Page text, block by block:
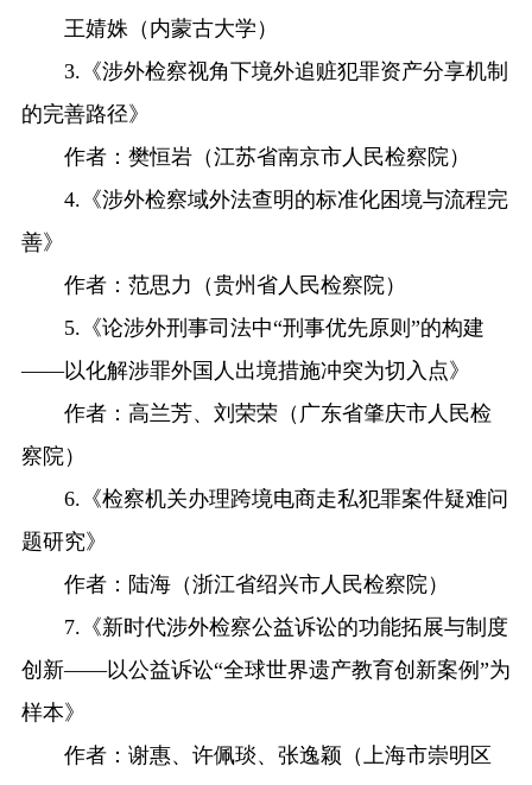
王婧姝（内蒙古大学）
3.《涉外检察视角下境外追赃犯罪资产分享机制
的完善路径》
作者：樊恒岩（江苏省南京市人民检察院）
4.《涉外检察域外法查明的标准化困境与流程完
善》
作者：范思力（贵州省人民检察院）
5.《论涉外刑事司法中“刑事优先原则”的构建
——以化解涉罪外国人出境措施冲突为切入点》
作者：高兰芳、刘荣荣（广东省肇庆市人民检
察院）
6.《检察机关办理跨境电商走私犯罪案件疑难问
题研究》
作者：陆海（浙江省绍兴市人民检察院）
7.《新时代涉外检察公益诉讼的功能拓展与制度
创新——以公益诉讼“全球世界遗产教育创新案例”为
样本》
作者：谢惠、许佩琰、张逸颖（上海市崇明区